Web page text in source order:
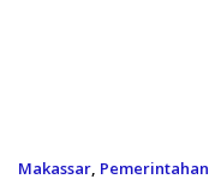
Makassar, Pemerintahan